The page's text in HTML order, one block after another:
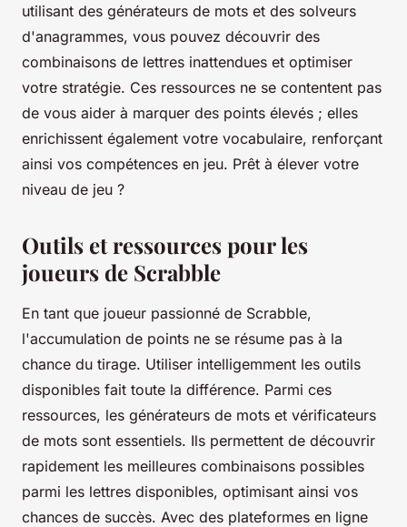
utilisant des générateurs de mots et des solveurs
d'anagrammes, vous pouvez découvrir des
combinaisons de lettres inattendues et optimiser
votre stratégie. Ces ressources ne se contentent pas
de vous aider à marquer des points élevés ; elles
enrichissent également votre vocabulaire, renforçant
ainsi vos compétences en jeu. Prêt à élever votre
niveau de jeu ?
Outils et ressources pour les
joueurs de Scrabble
En tant que joueur passionné de Scrabble,
l'accumulation de points ne se résume pas à la
chance du tirage. Utiliser intelligemment les outils
disponibles fait toute la différence. Parmi ces
ressources, les générateurs de mots et vérificateurs
de mots sont essentiels. Ils permettent de découvrir
rapidement les meilleures combinaisons possibles
parmi les lettres disponibles, optimisant ainsi vos
chances de succès. Avec des plateformes en ligne